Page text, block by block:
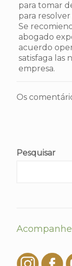
para tomar
para
Se
abogado
acuerdo
satisfaga las
empresa.
Os
Pesquisar